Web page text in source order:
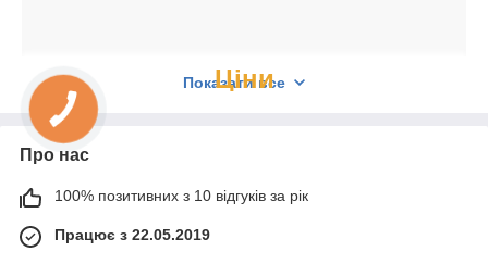
Ціни
За рахунок прямих поставок вартість кухонної
Показати все
Про нас
100% позитивних з 10 відгуків за рік
Працює з 22.05.2019